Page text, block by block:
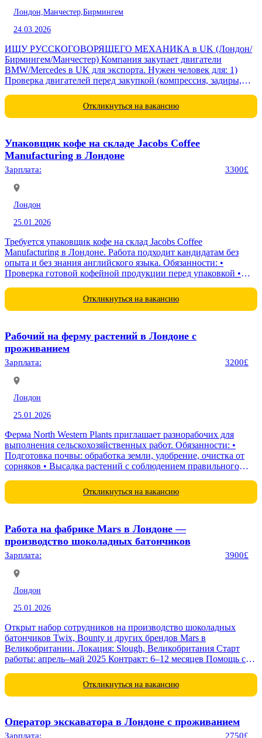
Лондон, Манчестер, Бирмингем
24.03.2026
ИЩУ РУССКОГОВОРЯЩЕГО МЕХАНИКА в UK (Лондон/
Бирмингем/Манчестер) Компания закупает двигатели
BMW/Mercedes в UK для экспорта. Нужен человек для: 1)
Проверка двигателей перед закупкой (компрессия, задиры,
Видео/фото...
Откликнуться на вакансию
Упаковщик кофе на складе Jacobs Coffee
Manufacturing в Лондоне
Зарплата: 3300£
Лондон
25.01.2026
Требуется упаковщик кофе на склад Jacobs Coffee
Manufacturing в Лондоне. Работа подходит кандидатам без
опыта и без знания английского языка. Обязанности: •
Проверка готовой кофейной продукции перед упаковкой •
Откликнуться на вакансию
Рабочий на ферму растений в Лондоне с
проживанием
Зарплата: 3200£
Лондон
25.01.2026
Ферма North Western Plants приглашает разнорабочих для
выполнения сельскохозяйственных работ. Обязанности: •
Подготовка почвы: обработка земли, удобрение, очистка от
сорняков • Высадка растений с соблюдением правильного
Откликнуться на вакансию
Работа на фабрике Mars в Лондоне —
производство шоколадных батончиков
Зарплата: 3900£
Лондон
25.01.2026
Открыт набор сотрудников на производство шоколадных
батончиков Twix, Bounty и других брендов Mars в
Великобритании. Локация: Slough, Великобритания Старт
работы: апрель–май 2025 Контракт: 6–12 месяцев Помощь с
Откликнуться на вакансию
Оператор экскаватора в Лондоне с проживанием
Зарплата: 2750£